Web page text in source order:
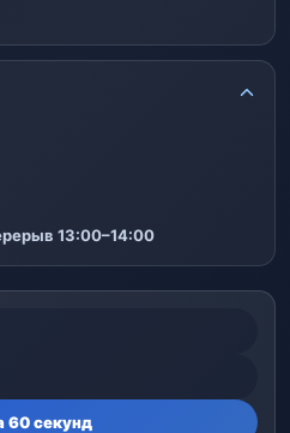
13:00–14:00
60 секунд